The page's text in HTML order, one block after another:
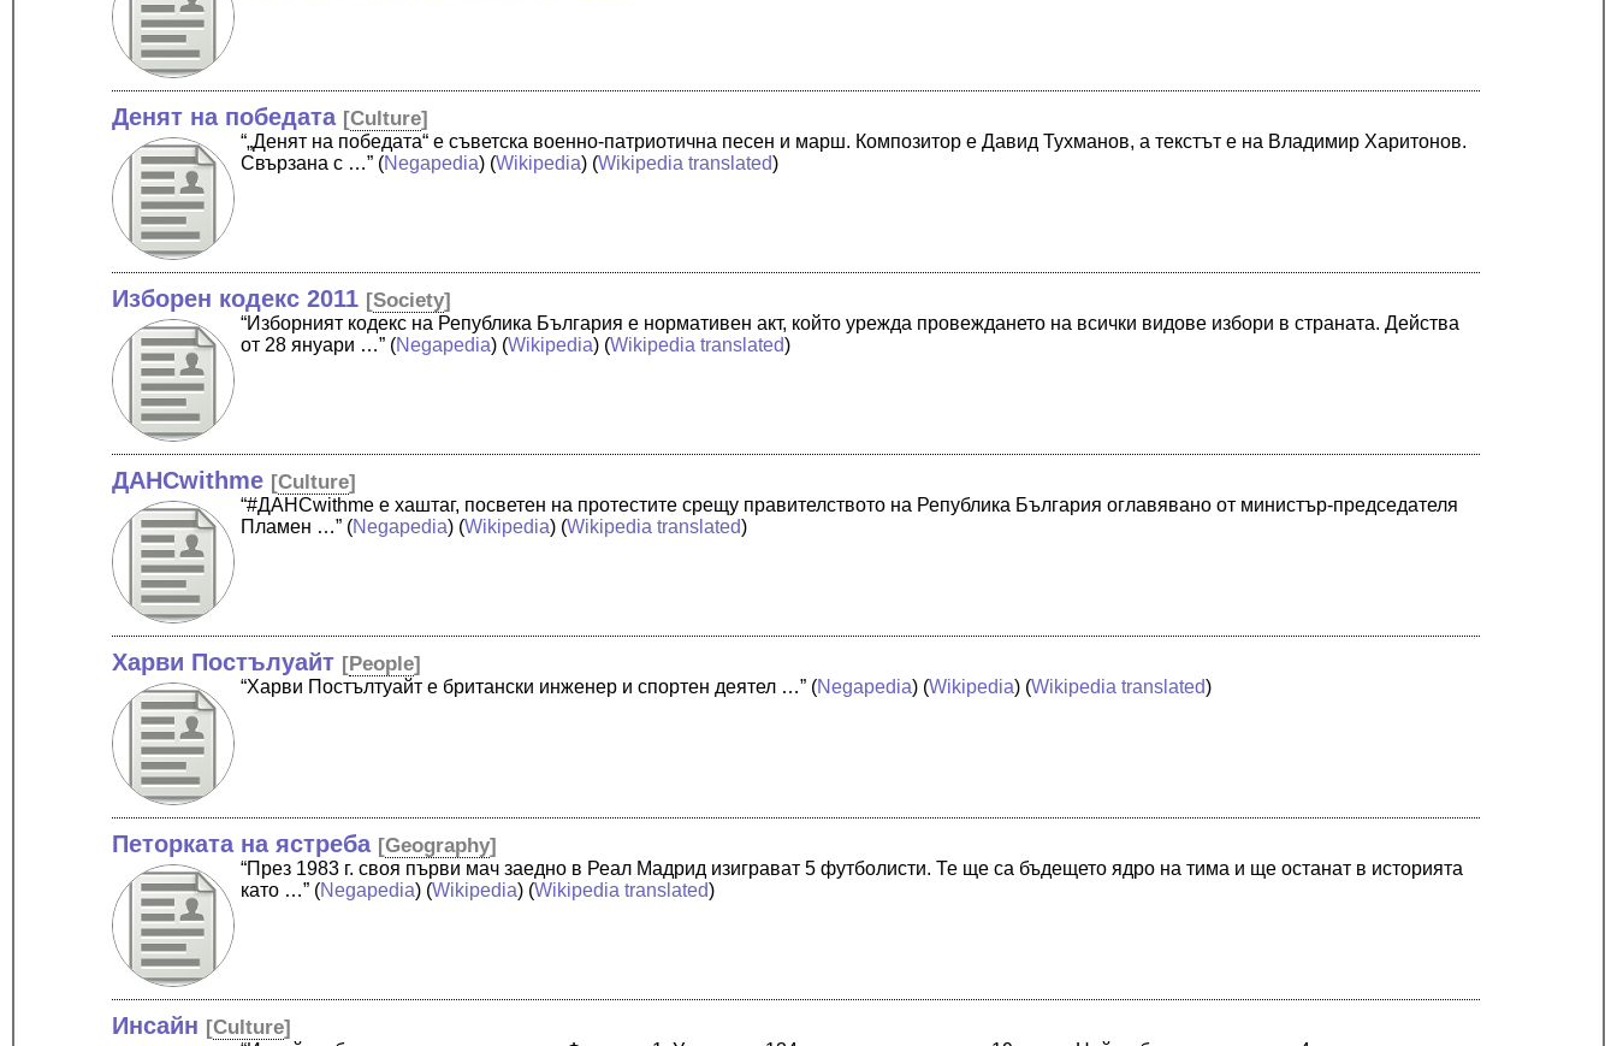
Денят на победата [Culture]
“„Денят на победата“ е съветска военно-патриотична песен и марш. Композитор е Давид Тухманов, а текстът е на Владимир Харитонов.
Свързана с …” (Negapedia) (Wikipedia) (Wikipedia translated)
Изборен кодекс 2011 [Society]
“Изборният кодекс на Република България е нормативен акт, който урежда провеждането на всички видове избори в страната. Действа
от 28 януари …” (Negapedia) (Wikipedia) (Wikipedia translated)
ДАНСwithme [Culture]
“#ДАНСwithme е хаштаг, посветен на протестите срещу правителството на Република България оглавявано от министър-председателя
Пламен …” (Negapedia) (Wikipedia) (Wikipedia translated)
Харви Постълуайт [People]
“Харви Постълтуайт е британски инженер и спортен деятел …” (Negapedia) (Wikipedia) (Wikipedia translated)
Петорката на ястреба [Geography]
“През 1983 г. своя първи мач заедно в Реал Мадрид изиграват 5 футболисти. Те ще са бъдещето ядро на тима и ще останат в историята
като …” (Negapedia) (Wikipedia) (Wikipedia translated)
Инсайн [Culture]